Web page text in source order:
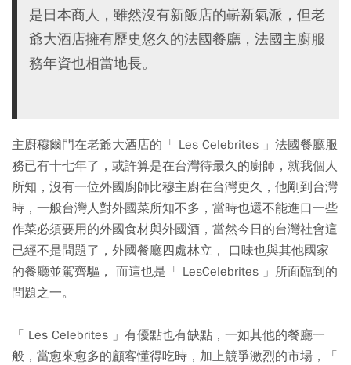
是日本商人，雖然沒有新飯店的嶄新氣派，但老
爺大酒店擁有歷史悠久的法國餐廳，法國主廚服
務年資也相當地長。
主廚穆爾門在老爺大酒店的「 Les Celebrites 」法國餐廳服
務已有十七年了，或許算是在台灣待最久的廚師，就我個人
所知，沒有一位外國廚師比穆主廚在台灣更久，他剛到台灣
時，一般台灣人對外國菜所知不多，當時也還不能進口一些
作菜必須要用的外國食材與外國酒，當然今日的台灣社會這
已經不是問題了，外國餐廳四處林立， 口味也與其他國家
的餐廳並駕齊驅， 而這也是「 LesCelebrites 」所面臨到的
問題之一。
「 Les Celebrites 」有優點也有缺點，一如其他的餐廳一
般，當愈來愈多的顧客懂得吃時，加上競爭激烈的市場，「